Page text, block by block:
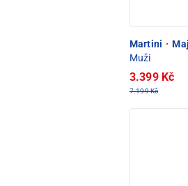
Martini ·
Muži
3.399 Kč
7.199 Kč